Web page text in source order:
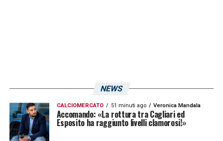
condizioni richieste.
Per i rossoblù si tratterebbe di una cessione
utile anche per liberare spazio nel reparto
NEWS
CALCIOMERCATO 51 minuti ago Veronica Mandala
Accomando: «La rottura tra Cagliari ed
Esposito ha raggiunto livelli clamorosi!»